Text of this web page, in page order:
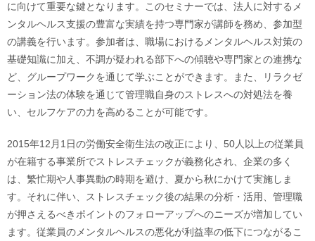
に向けて重要な鍵となります。このセミナーでは、法人に対するメ
ンタルヘルス支援の豊富な実績を持つ専門家が講師を務め、参加型
の講義を行います。参加者は、職場におけるメンタルヘルス対策の
基礎知識に加え、不調が疑われる部下への傾聴や専門家との連携な
ど、グループワークを通じて学ぶことができます。また、リラクゼ
ーション法の体験を通じて管理職自身のストレスへの対処法を養
い、セルフケアの力を高めることが可能です。
2015年12月1日の労働安全衛生法の改正により、50人以上の従業員
が在籍する事業所でストレスチェックが義務化され、企業の多く
は、繁忙期や人事異動の時期を避け、夏から秋にかけて実施しま
す。それに伴い、ストレスチェック後の結果の分析・活用、管理職
が押さえるべきポイントのフォローアップへのニーズが増加してい
ます。従業員のメンタルヘルスの悪化が利益率の低下につながるこ